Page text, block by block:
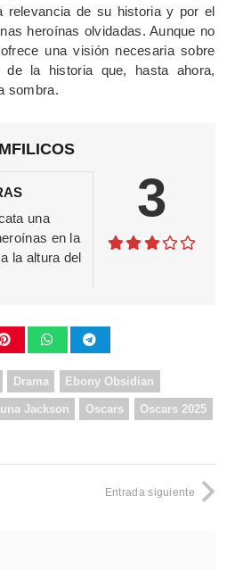
relevancia de su historia y por el
heroínas olvidadas. Aunque no
una visión necesaria sobre
de la historia que, hasta ahora,
sombra.
una
en la
la altura del
3
Drama Ebony Obsidian
Jackson Oscars Oscars 2025
Entrada siguiente